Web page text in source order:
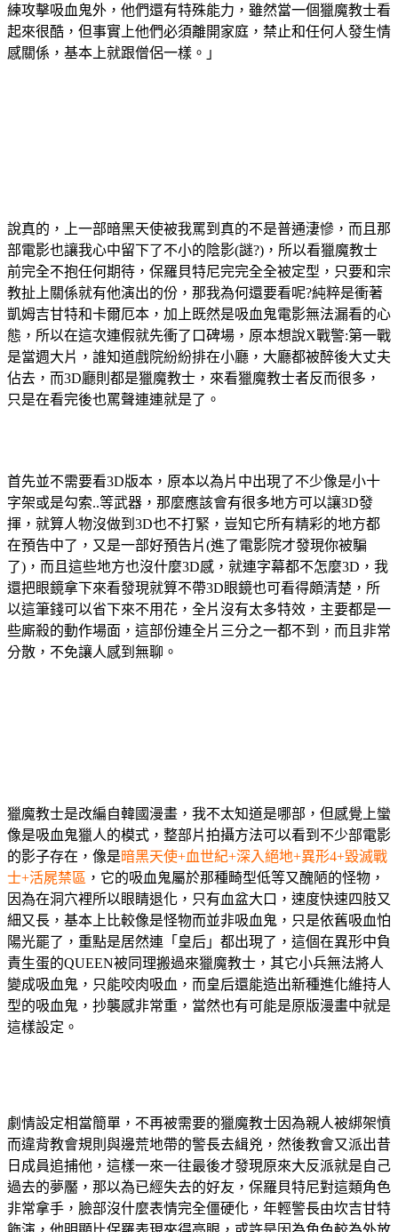
練攻擊吸血鬼外，他們還有特殊能力，雖然當一個獵魔教士看
起來很酷，但事實上他們必須離開家庭，禁止和任何人發生情
感關係，基本上就跟僧侶一樣。」
說真的，上一部暗黑天使被我罵到真的不是普通淒慘，而且那
部電影也讓我心中留下了不小的陰影(謎?)，所以看獵魔教士
前完全不抱任何期待，保羅貝特尼完完全全被定型，只要和宗
教扯上關係就有他演出的份，那我為何還要看呢?純粹是衝著
凱姆吉甘特和卡爾厄本，加上既然是吸血鬼電影無法漏看的心
態，所以在這次連假就先衝了口碑場，原本想說X戰警:第一戰
是當週大片，誰知道戲院紛紛排在小廳，大廳都被醉後大丈夫
佔去，而3D廳則都是獵魔教士，來看獵魔教士者反而很多，
只是在看完後也罵聲連連就是了。
首先並不需要看3D版本，原本以為片中出現了不少像是小十
字架或是勾索..等武器，那麼應該會有很多地方可以讓3D發
揮，就算人物沒做到3D也不打緊，豈知它所有精彩的地方都
在預告中了，又是一部好預告片(進了電影院才發現你被騙
了)，而且這些地方也沒什麼3D感，就連字幕都不怎麼3D，我
還把眼鏡拿下來看發現就算不帶3D眼鏡也可看得頗清楚，所
以這筆錢可以省下來不用花，全片沒有太多特效，主要都是一
些廝殺的動作場面，這部份連全片三分之一都不到，而且非常
分散，不免讓人感到無聊。
獵魔教士是改編自韓國漫畫，我不太知道是哪部，但感覺上蠻
像是吸血鬼獵人的模式，整部片拍攝方法可以看到不少部電影
的影子存在，像是暗黑天使+血世紀+深入絕地+異形4+毀滅戰
士+活屍禁區 ，它的吸血鬼屬於那種畸型低等又醜陋的怪物，
因為在洞穴裡所以眼睛退化，只有血盆大口，速度快速四肢又
細又長，基本上比較像是怪物而並非吸血鬼，只是依舊吸血怕
陽光罷了，重點是居然連「皇后」都出現了，這個在異形中負
責生蛋的QUEEN被同理搬過來獵魔教士，其它小兵無法將人
變成吸血鬼，只能咬肉吸血，而皇后還能造出新種進化維持人
型的吸血鬼，抄襲感非常重，當然也有可能是原版漫畫中就是
這樣設定。
劇情設定相當簡單，不再被需要的獵魔教士因為親人被綁架憤
而違背教會規則與邊荒地帶的警長去緝兇，然後教會又派出昔
日成員追捕他，這樣一來一往最後才發現原來大反派就是自己
過去的夢靨，那以為已經失去的好友，保羅貝特尼對這類角色
非常拿手，臉部沒什麼表情完全僵硬化，年輕警長由坎吉甘特